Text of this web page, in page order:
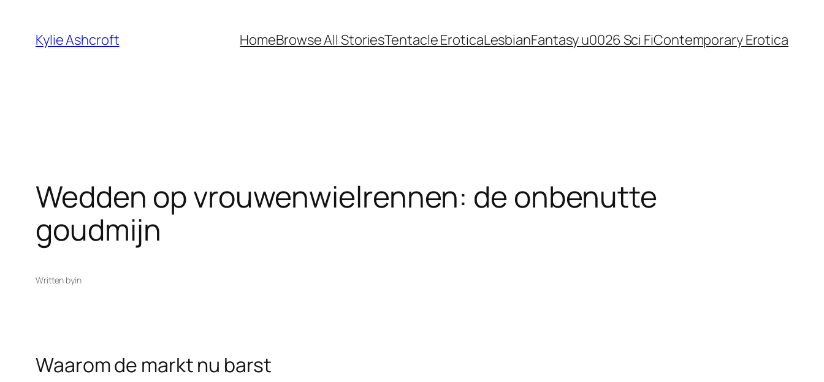
content
Kylie Ashcroft HomeBrowse All StoriesTentacle EroticaLesbianFantasy u0026 Sci FiContemporary Erotica
Wedden op vrouwenwielrennen: de onbenutte
goudmijn
Written byin
Waarom de markt nu barst